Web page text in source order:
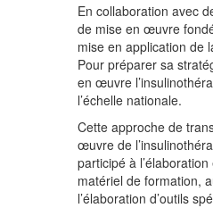
En collaboration avec
de mise en œuvre
mise en application de
Pour préparer sa
en œuvre
l’échelle nationale.
Cette approche de
œuvre de
participé à
matériel de formation,
l’élaboration d’outils